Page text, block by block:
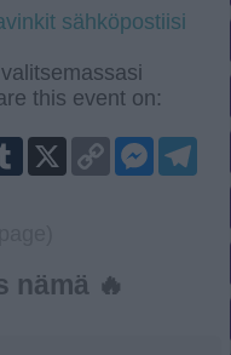
sähköpostiisi
this event on:
Tumblr
X
Copy
Link
nämä 🔥